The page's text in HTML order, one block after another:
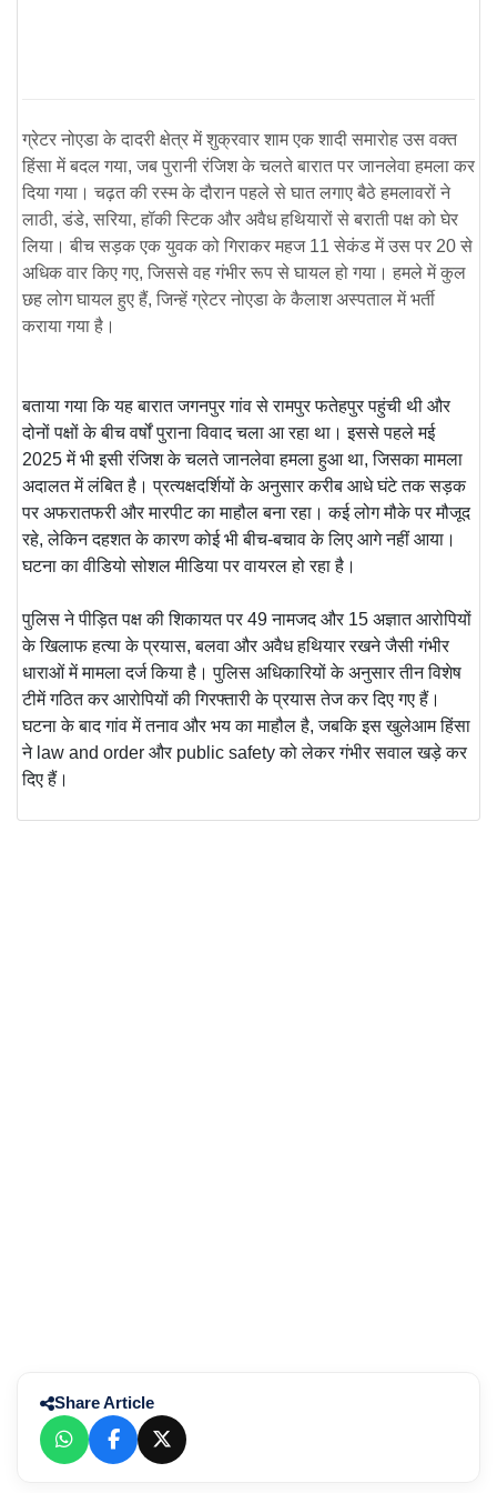
ग्रेटर नोएडा के दादरी क्षेत्र में शुक्रवार शाम एक शादी समारोह उस वक्त
हिंसा में बदल गया, जब पुरानी रंजिश के चलते बारात पर जानलेवा हमला कर
दिया गया। चढ़त की रस्म के दौरान पहले से घात लगाए बैठे हमलावरों ने
लाठी, डंडे, सरिया, हॉकी स्टिक और अवैध हथियारों से बराती पक्ष को घेर
लिया। बीच सड़क एक युवक को गिराकर महज 11 सेकंड में उस पर 20 से
अधिक वार किए गए, जिससे वह गंभीर रूप से घायल हो गया। हमले में कुल
छह लोग घायल हुए हैं, जिन्हें ग्रेटर नोएडा के कैलाश अस्पताल में भर्ती
कराया गया है।
बताया गया कि यह बारात जगनपुर गांव से रामपुर फतेहपुर पहुंची थी और
दोनों पक्षों के बीच वर्षों पुराना विवाद चला आ रहा था। इससे पहले मई
2025 में भी इसी रंजिश के चलते जानलेवा हमला हुआ था, जिसका मामला
अदालत में लंबित है। प्रत्यक्षदर्शियों के अनुसार करीब आधे घंटे तक सड़क
पर अफरातफरी और मारपीट का माहौल बना रहा। कई लोग मौके पर मौजूद
रहे, लेकिन दहशत के कारण कोई भी बीच-बचाव के लिए आगे नहीं आया।
घटना का वीडियो सोशल मीडिया पर वायरल हो रहा है।
पुलिस ने पीड़ित पक्ष की शिकायत पर 49 नामजद और 15 अज्ञात आरोपियों
के खिलाफ हत्या के प्रयास, बलवा और अवैध हथियार रखने जैसी गंभीर
धाराओं में मामला दर्ज किया है। पुलिस अधिकारियों के अनुसार तीन विशेष
टीमें गठित कर आरोपियों की गिरफ्तारी के प्रयास तेज कर दिए गए हैं।
घटना के बाद गांव में तनाव और भय का माहौल है, जबकि इस खुलेआम हिंसा
ने law and order और public safety को लेकर गंभीर सवाल खड़े कर
दिए हैं।
Share Article